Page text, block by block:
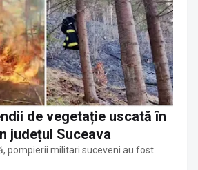
de vegetație uscată în
județul Suceava
pompierii militari suceveni au fost